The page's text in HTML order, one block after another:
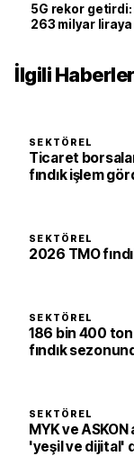
5G rekor getirdi:
263 milyar liraya
İlgili Haberler
SEKTÖREL
Ticaret
fındık işlem
SEKTÖREL
2026 TMO
SEKTÖREL
186 bin 400 ton
fındık
SEKTÖREL
MYK ve
'yeşil ve dijital'